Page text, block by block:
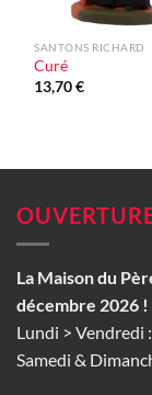
SANTONS RICHARD
Curé
13,70€
La Maison du
décembre 2026 !
Lundi > Vendredi
Samedi &